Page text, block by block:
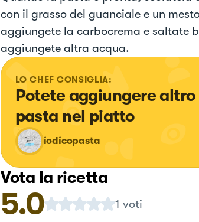
con il grasso del guanciale e un
aggiungete la carbocrema e saltate
aggiungete altra acqua.
LO CHEF CONSIGLIA:
Potete aggiungere
pasta nel piatto
iodicopasta
Vota la ricetta
5.0 1 voti